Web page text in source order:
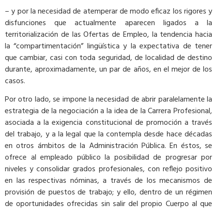
– y por la necesidad de atemperar de modo eficaz los rigores y
disfunciones que actualmente aparecen ligados a la
territorialización de las Ofertas de Empleo, la tendencia hacia
la “compartimentación” lingüística y la expectativa de tener
que cambiar, casi con toda seguridad, de localidad de destino
durante, aproximadamente, un par de años, en el mejor de los
casos.
Por otro lado, se impone la necesidad de abrir paralelamente la
estrategia de la negociación a la idea de la Carrera Profesional,
asociada a la exigencia constitucional de promoción a través
del trabajo, y a la legal que la contempla desde hace décadas
en otros ámbitos de la Administración Pública. En éstos, se
ofrece al empleado público la posibilidad de progresar por
niveles y consolidar grados profesionales, con reflejo positivo
en las respectivas nóminas, a través de los mecanismos de
provisión de puestos de trabajo; y ello, dentro de un régimen
de oportunidades ofrecidas sin salir del propio Cuerpo al que